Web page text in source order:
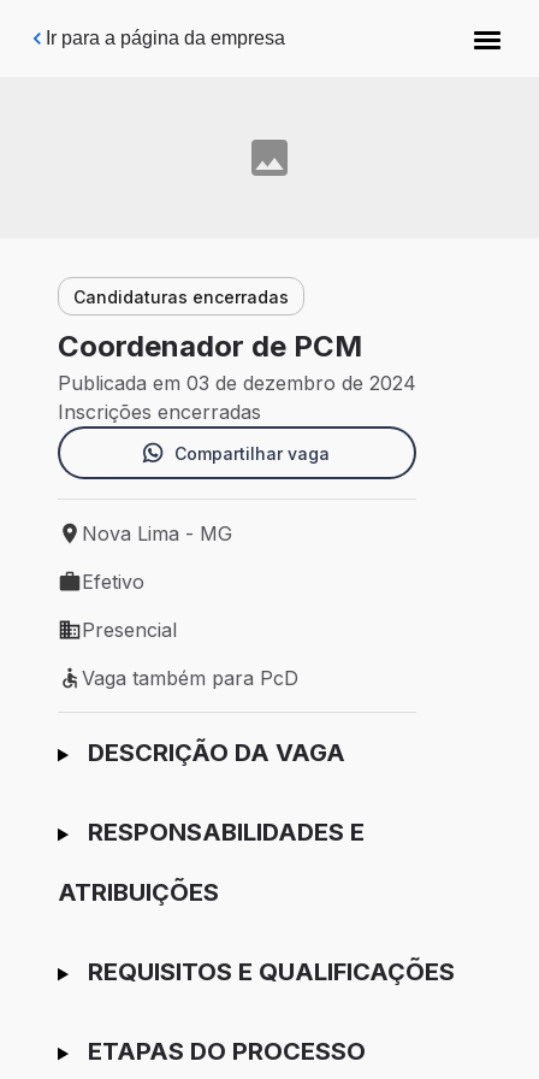
Pular para o conteúdo principal
Ir para a página da empresa
Candidaturas encerradas
Coordenador de PCM
Publicada em 03 de dezembro de 2024
Inscrições encerradas
Compartilhar vaga
Local de trabalho: Nova Lima - MG
Nova Lima - MG
Tipo de vaga: Efetivo
Efetivo
Modelo de trabalho: Presencial
Presencial
Vaga também para PcD
Vaga também para PcD
Ir para candidatura
DESCRIÇÃO DA VAGA
RESPONSABILIDADES E
ATRIBUIÇÕES
REQUISITOS E QUALIFICAÇÕES
ETAPAS DO PROCESSO